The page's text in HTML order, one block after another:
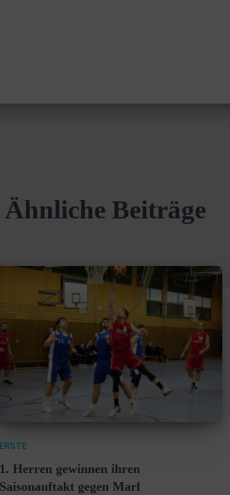
Ähnliche Beiträge
ERSTE
1. Herren gewinnen ihren
Saisonauftakt gegen Marl